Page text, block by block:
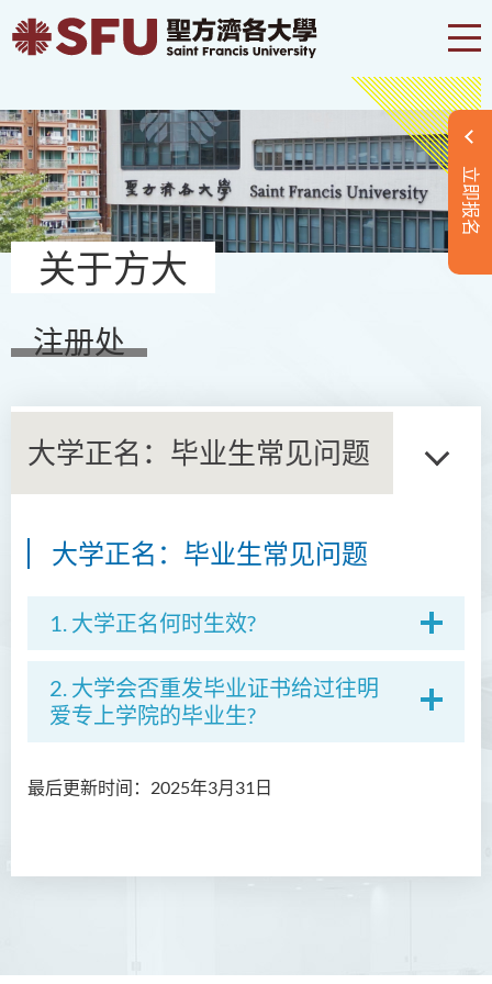
立即报名
关于方大
注册处
大学正名：毕业生常见问题
大学正名：毕业生常见问题
1. 大学正名何时生效?
2. 大学会否重发毕业证书给过往明
爱专上学院的毕业生?
最后更新时间：2025年3月31 日
简介
职能
课室借用系统
联络我们
大学正名：毕业生常见问题